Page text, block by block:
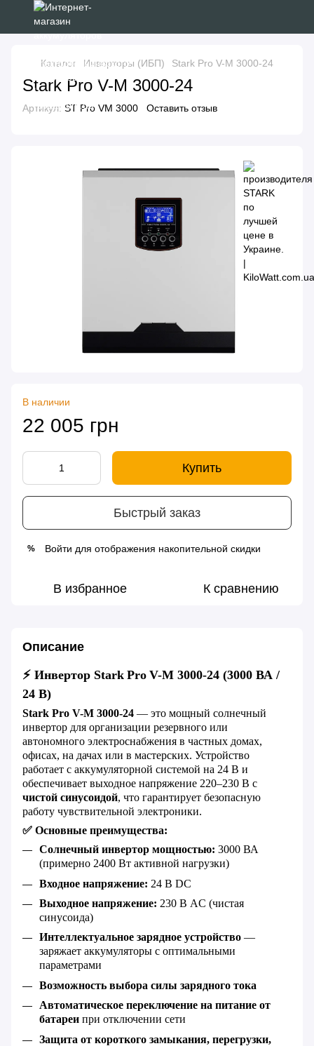
Каталог Инверторы (ИБП) Stark Pro V-M 3000-24
Stark Pro V-M 3000-24
Артикул: ST Pro VM 3000 Оставить отзыв
В наличии
22 005 грн
Купить
Быстрый заказ
% Войти для отображения накопительной скидки
В избранное К сравнению
Описание
⚡ Инвертор Stark Pro V-M 3000-24 (3000 ВА /
24 В)
Stark Pro V-M 3000-24 — это мощный солнечный
инвертор для организации резервного или
автономного электроснабжения в частных домах,
офисах, на дачах или в мастерских. Устройство
работает с аккумуляторной системой на 24 В и
обеспечивает выходное напряжение 220–230 В с
чистой синусоидой, что гарантирует безопасную
работу чувствительной электроники.
✅ Основные преимущества:
Солнечный инвертор мощностью: 3000 ВА
(примерно 2400 Вт активной нагрузки)
Входное напряжение: 24 В DC
Выходное напряжение: 230 В AC (чистая
синусоида)
Интеллектуальное зарядное устройство —
заряжает аккумуляторы с оптимальными
параметрами
Возможность выбора силы зарядного тока
Автоматическое переключение на питание от
батареи при отключении сети
Защита от короткого замыкания, перегрузки,